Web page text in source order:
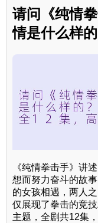
请问《纯情
情是什么样的
《纯情拳击手》讲
想而努力奋斗的故
的女孩相遇，两人
仅展现了拳击的竞
主题，全剧共12集